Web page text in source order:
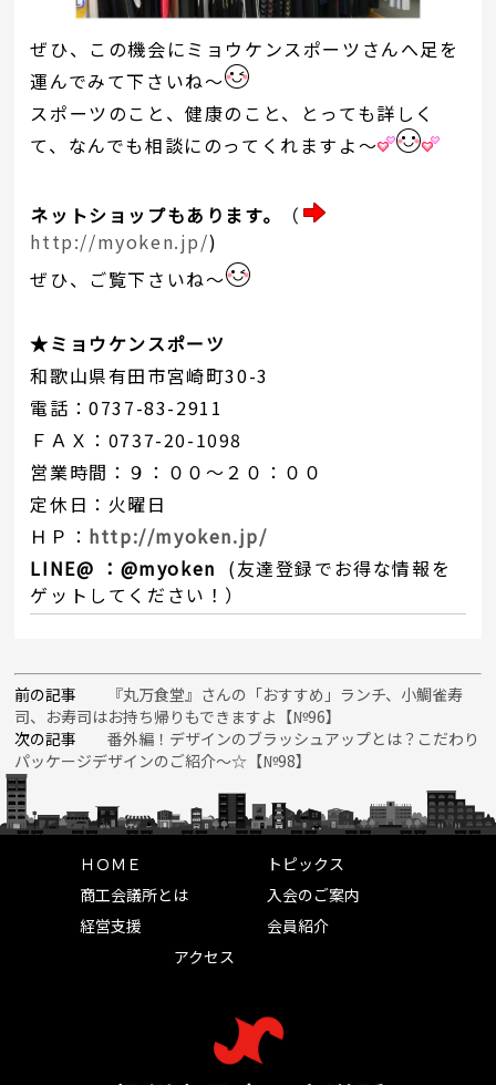
ぜひ、この機会にミョウケンスポーツさんへ足を
運んでみて下さいね～
スポーツのこと、健康のこと、とっても詳しく
て、なんでも相談にのってくれますよ～
ネットショップもあります。
（
http://myoken.jp/)
ぜひ、ご覧下さいね～
★ミョウケンスポーツ
和歌山県有田市宮崎町30-3
電話：0737-83-2911
ＦＡＸ：0737-20-1098
営業時間：９：００～２０：００
定休日：火曜日
ＨＰ： http://myoken.jp/
LINE@ ：@myoken (友達登録でお得な情報を
ゲットしてください！）
前の記事
『丸万食堂』さんの「おすすめ」ランチ、小鯛雀寿
司、お寿司はお持ち帰りもできますよ【№96】
次の記事
番外編！デザインのブラッシュアップとは？こだわり
パッケージデザインのご紹介～☆【№98】
ＨＯＭＥ
トピックス
商工会議所とは
入会のご案内
経営支援
会員紹介
アクセス